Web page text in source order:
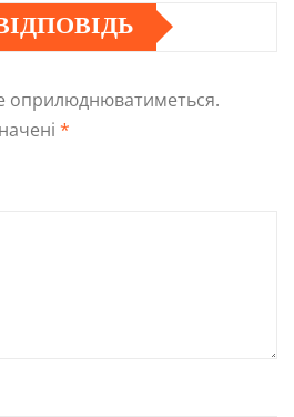
оприлюднюватиметься.
*